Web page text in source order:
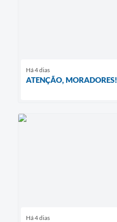
Há 4 dias
ATENÇÃO, MORADORES!
Há 4 dias